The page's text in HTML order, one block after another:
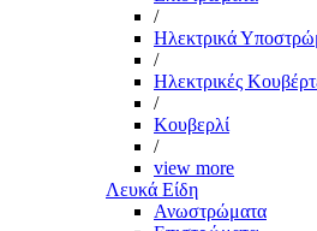
/
Ηλεκτρικά
/
Ηλεκτρικές
/
Κουβερλί
/
view more
Λευκά Είδη
Ανωστρώματα